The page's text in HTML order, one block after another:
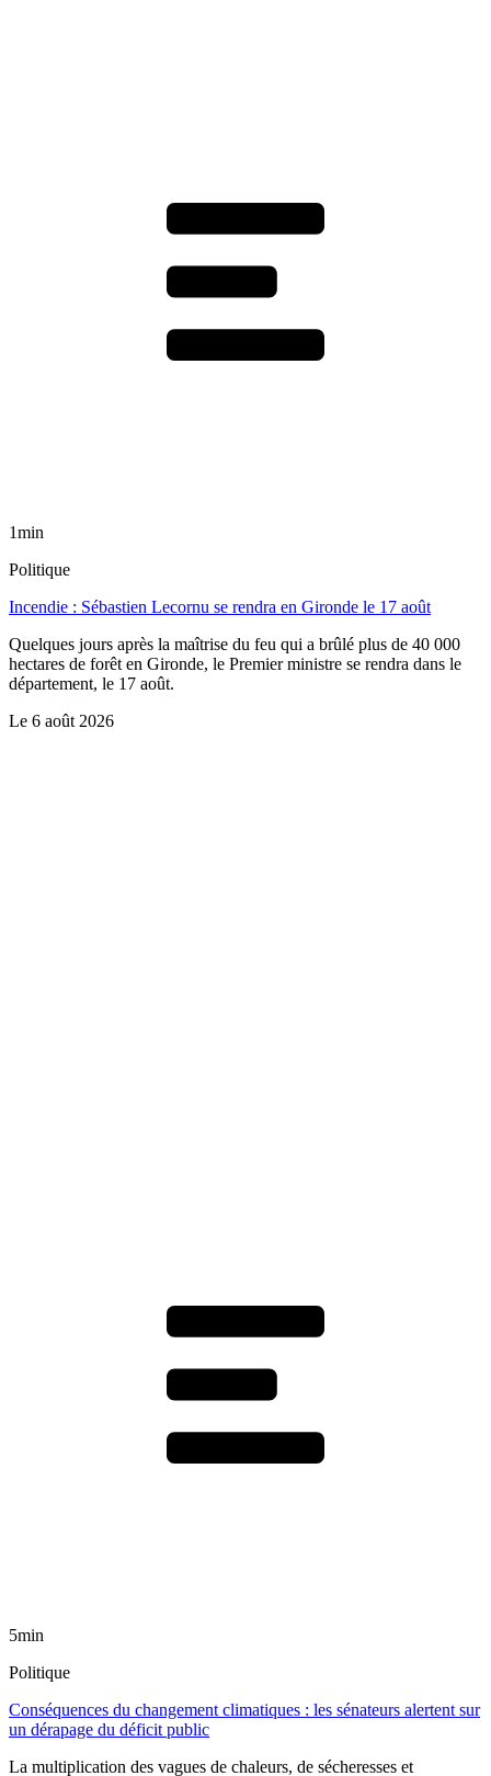
1min
Politique
Incendie : Sébastien Lecornu se rendra en Gironde le 17 août
Quelques jours après la maîtrise du feu qui a brûlé plus de 40 000
hectares de forêt en Gironde, le Premier ministre se rendra dans le
département, le 17 août.
Le 6 août 2026
5min
Politique
Conséquences du changement climatiques : les sénateurs alertent sur
un dérapage du déficit public
La multiplication des vagues de chaleurs, de sécheresses et